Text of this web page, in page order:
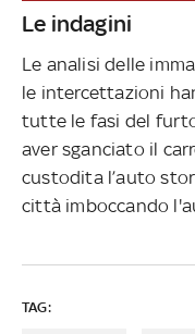
Le indagini
Le analisi delle
le intercettazioni
tutte le fasi del
aver sganciato il
custodita l’auto
città imboccando
TAG: